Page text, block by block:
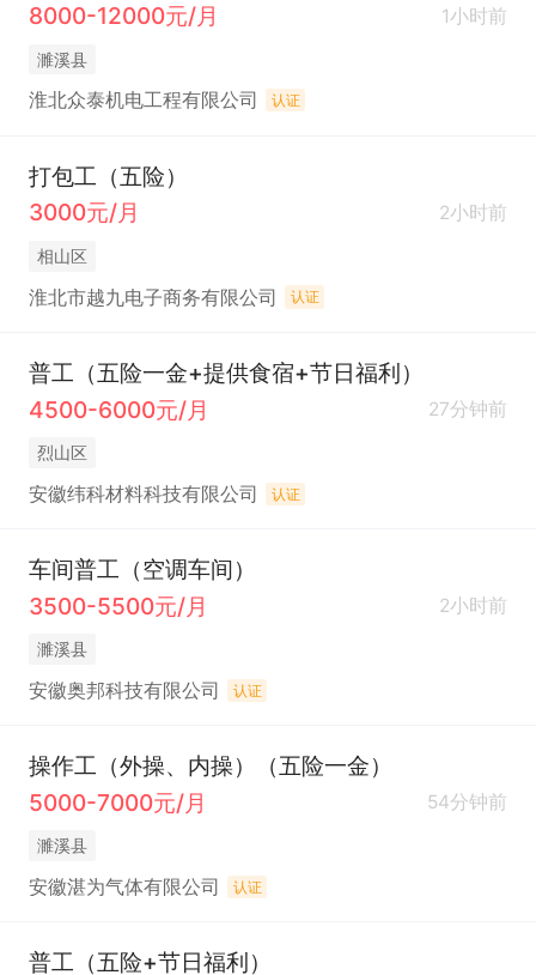
8000-12000元/月
1小时前
濉溪县
淮北众泰机电工程有限公司 认证
打包工（五险）
3000元/月
2小时前
相山区
淮北市越九电子商务有限公司 认证
普工（五险一金+提供食宿+节日福利）
4500-6000元/月
27分钟前
烈山区
安徽纬科材料科技有限公司 认证
车间普工（空调车间）
3500-5500元/月
2小时前
濉溪县
安徽奥邦科技有限公司 认证
操作工（外操、内操）（五险一金）
5000-7000元/月
54分钟前
濉溪县
安徽湛为气体有限公司 认证
普工（五险+节日福利）